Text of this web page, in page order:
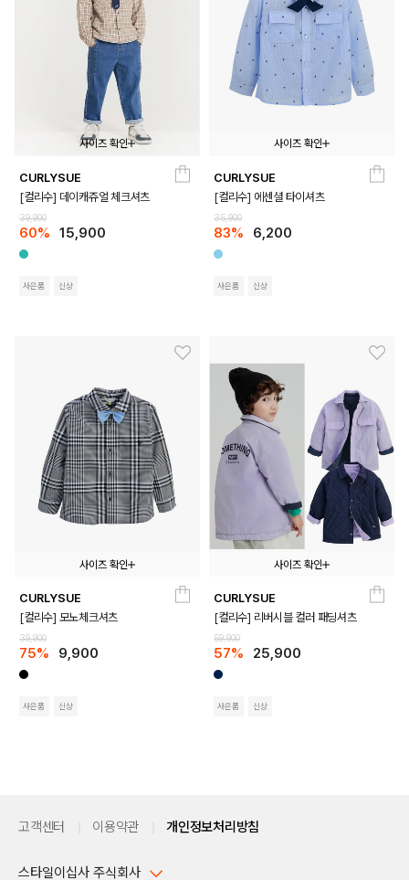
사이즈 확인
100110
CURLYSUE
[컬리수] 데이캐쥬얼 체크셔츠
39,900
60% 15,900
사은품 신상
사이즈 확인
100110
CURLYSUE
[컬리수] 에센셜 타이셔츠
35,900
83% 6,200
사은품 신상
사이즈 확인
110120
CURLYSUE
[컬리수] 모노체크셔츠
39,900
75% 9,900
사은품 신상
사이즈 확인
100110
CURLYSUE
[컬리수] 리버시블 컬러 패딩셔츠
59,900
57% 25,900
사은품 신상
고객센터 이용약관 개인정보처리방침
스타일이십사 주식회사